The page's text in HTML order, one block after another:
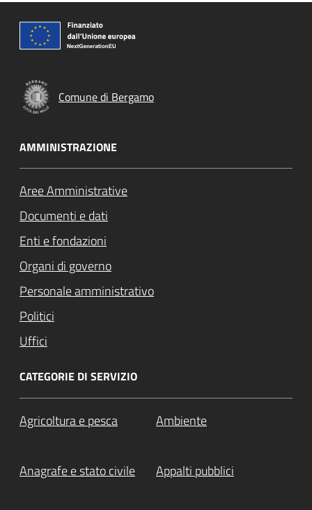
Comune di Bergamo
AMMINISTRAZIONE
Aree Amministrative
Documenti e dati
Enti e fondazioni
Organi di governo
Personale amministrativo
Politici
Uffici
CATEGORIE DI SERVIZIO
Agricoltura e pesca Ambiente
Anagrafe e stato civile Appalti pubblici